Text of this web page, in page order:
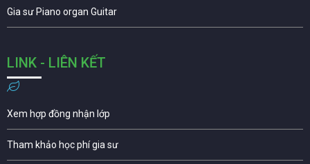
Gia sư Piano organ Guitar
LINK - LIÊN KẾT
Xem hợp đồng nhận lớp
Tham khảo học phí gia sư